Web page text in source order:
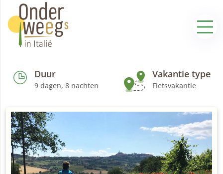
Duur
9 dagen, 8 nachten
Vakantie type
Fietsvakantie